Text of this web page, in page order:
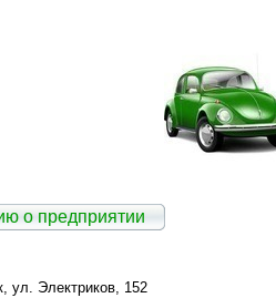
о предприятии
ул. Электриков, 152